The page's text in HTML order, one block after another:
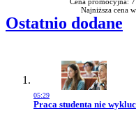
Najniższa cena
Ostatnio dodane
05:29
Przejdź do artykułu:
Praca studenta nie